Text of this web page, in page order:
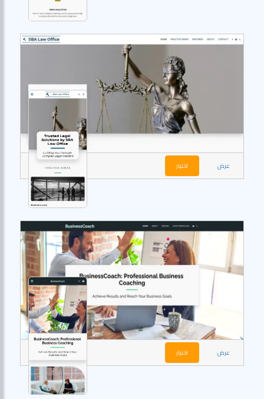
عرض اختيار
عرض اختيار